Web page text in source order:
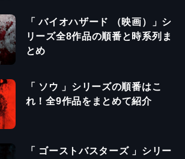
「 バイオハザード （映画）」シ
リーズ全8作品の順番と時系列ま
とめ
「 ソウ 」シリーズの順番はこ
れ！全9作品をまとめて紹介
「 ゴーストバスターズ 」シリー